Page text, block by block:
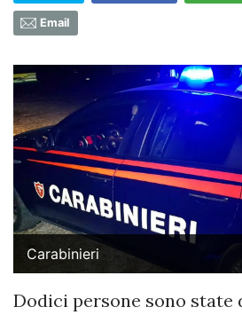
Email
Carabinieri
Dodici persone sono state